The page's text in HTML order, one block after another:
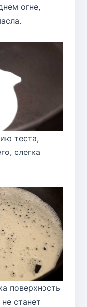
огне,
теста,
слегка
поверхность
станет